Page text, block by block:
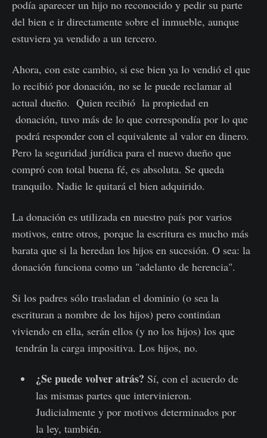
podía aparecer un hijo no reconocido y pedir su parte
del bien e ir directamente sobre el inmueble, aunque
estuviera ya vendido a un tercero.
Ahora, con este cambio, si ese bien ya lo vendió el que
lo recibió por donación, no se le puede reclamar al
actual dueño. Quien recibió la propiedad en
donación, tuvo más de lo que correspondía por lo que
podrá responder con el equivalente al valor en dinero.
Pero la seguridad jurídica para el nuevo dueño que
compró con total buena fé, es absoluta. Se queda
tranquilo. Nadie le quitará el bien adquirido.
La donación es utilizada en nuestro país por varios
motivos, entre otros, porque la escritura es mucho más
barata que si la heredan los hijos en sucesión. O sea: la
donación funciona como un "adelanto de herencia".
Si los padres sólo trasladan el dominio (o sea la
escrituran a nombre de los hijos) pero continúan
viviendo en ella, serán ellos (y no los hijos) los que
tendrán la carga impositiva. Los hijos, no.
¿Se puede volver atrás? Sí, con el acuerdo de
las mismas partes que intervinieron.
Judicialmente y por motivos determinados por
la ley, también.